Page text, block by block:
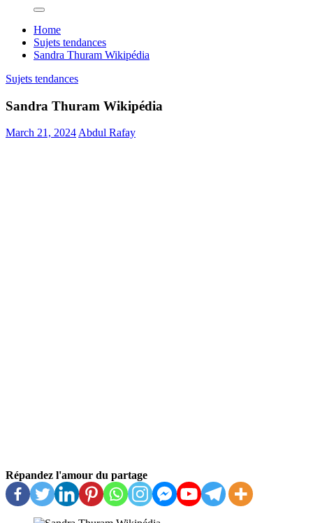
Home
Sujets tendances
Sandra Thuram Wikipédia
Sujets tendances
Sandra Thuram Wikipédia
March 21, 2024Abdul Rafay
Répandez l'amour du partage